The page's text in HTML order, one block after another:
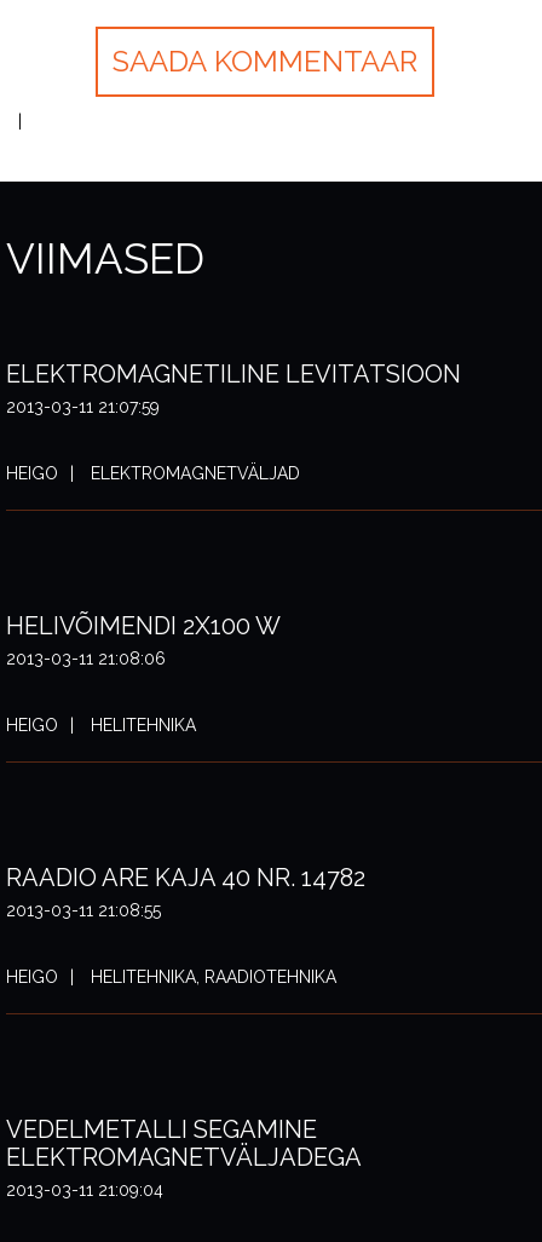
VIIMASED
ELEKTROMAGNETILINE LEVITATSIOON
2013-03-11 21:07:59
HEIGO ELEKTROMAGNETVÄLJAD
HELIVÕIMENDI 2X100 W
2013-03-11 21:08:06
HEIGO HELITEHNIKA
RAADIO ARE KAJA 40 NR. 14782
2013-03-11 21:08:55
HEIGO HELITEHNIKA, RAADIOTEHNIKA
VEDELMETALLI SEGAMINE
ELEKTROMAGNETVÄLJADEGA
2013-03-11 21:09:04